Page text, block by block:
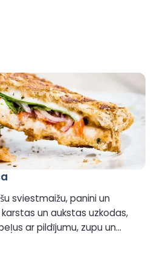
bezalkoholiskos
sviestmaižu, panini un
un aukstas uzkodas,
ar pildījumu, zupu un
ērtu un mājīgu vietu, kur